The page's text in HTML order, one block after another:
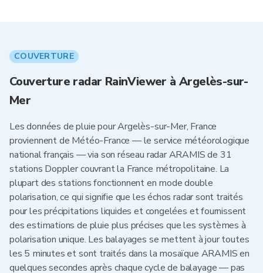
COUVERTURE
Couverture radar RainViewer à Argelès-sur-
Mer
Les données de pluie pour Argelès-sur-Mer, France
proviennent de Météo-France — le service météorologique
national français — via son réseau radar ARAMIS de 31
stations Doppler couvrant la France métropolitaine. La
plupart des stations fonctionnent en mode double
polarisation, ce qui signifie que les échos radar sont traités
pour les précipitations liquides et congelées et fournissent
des estimations de pluie plus précises que les systèmes à
polarisation unique. Les balayages se mettent à jour toutes
les 5 minutes et sont traités dans la mosaïque ARAMIS en
quelques secondes après chaque cycle de balayage — pas